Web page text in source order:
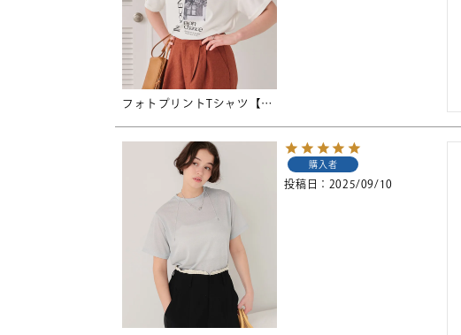
フォトプリントTシャツ【メール便可／90】
購入者
投稿日 2025/09/10